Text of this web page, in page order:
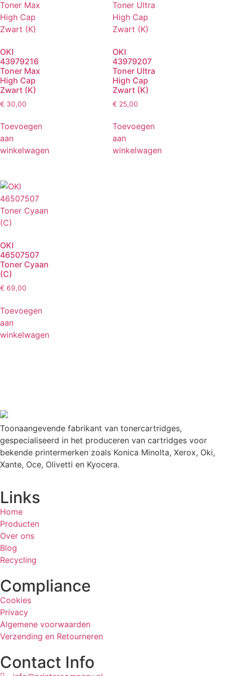
OKI
43979216
Toner Max
High Cap
Zwart (K)
€ 30,00
Toevoegen
aan
winkelwagen
OKI
43979207
Toner Ultra
High Cap
Zwart (K)
€ 25,00
Toevoegen
aan
winkelwagen
OKI
46507507
Toner Cyaan
(C)
€ 69,00
Toevoegen
aan
winkelwagen
Toonaangevende fabrikant van tonercartridges,
gespecialiseerd in het produceren van cartridges voor
bekende printermerken zoals Konica Minolta, Xerox, Oki,
Xante, Oce, Olivetti en Kyocera.
Links
Home
Producten
Over ons
Blog
Recycling
Compliance
Cookies
Privacy
Algemene voorwaarden
Verzending en Retourneren
Contact Info